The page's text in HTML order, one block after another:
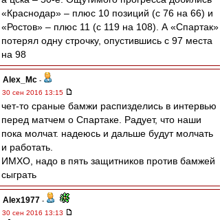
«Краснодар» – плюс 10 позиций (с 76 на 66) и
«Ростов» – плюс 11 (с 119 на 108). А «Спартак»
потерял одну строчку, опустившись с 97 места
на 98
Alex_Mc -
30 сен 2016 13:15
чет-то сраные бамжи распизделись в интервью
перед матчем о Спартаке. Радует, что наши
пока молчат. надеюсь и дальше будут молчать
и работать.
ИМХО, надо в пять защитников против бамжей
сыграть
Alex1977 -
30 сен 2016 13:13